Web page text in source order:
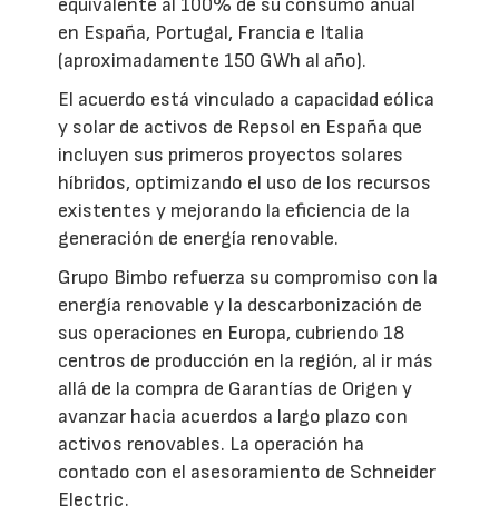
en España, Portugal, Francia e Italia
(aproximadamente 150 GWh al año).
El acuerdo está vinculado a capacidad eólica
y solar de activos de Repsol en España que
incluyen sus primeros proyectos solares
híbridos, optimizando el uso de los recursos
existentes y mejorando la eficiencia de la
generación de energía renovable.
Grupo Bimbo refuerza su compromiso con la
energía renovable y la descarbonización de
sus operaciones en Europa, cubriendo 18
centros de producción en la región, al ir más
allá de la compra de Garantías de Origen y
avanzar hacia acuerdos a largo plazo con
activos renovables. La operación ha
contado con el asesoramiento de Schneider
Electric.